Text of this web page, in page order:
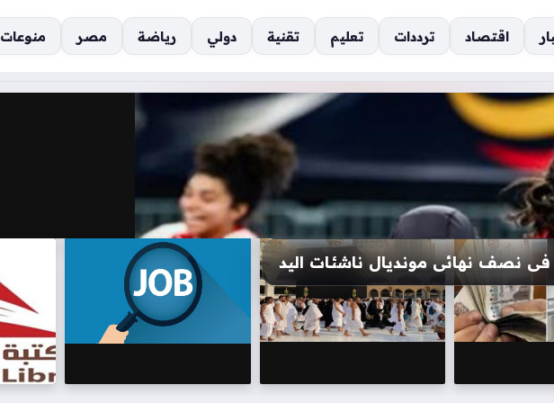
اقتصاد ترددات تعليم تقنية دولي رياضة مصر منوعات
إدارة الأعمال لدى بنك القاهرة